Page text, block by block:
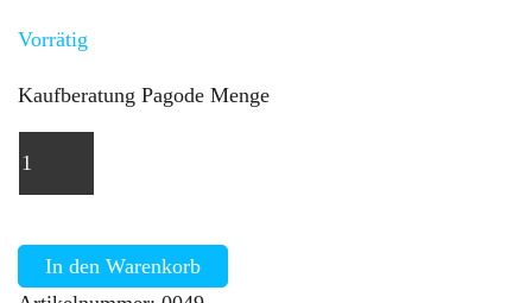
Vorrätig
Kaufberatung Pagode Menge
In den Warenkorb